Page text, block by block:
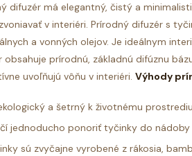
difuzér má elegantný, čistý a
v interiéri. Prírodný difuzér s
a vonných olejov. Je ideálnym
obsahuje prírodnú, základnú difúznu
uvoľňujú vôňu v interiéri. Výhody
a šetrný k životnému prostrediu
jednoducho ponoriť tyčinky do
sú zvyčajne vyrobené z rákosia,